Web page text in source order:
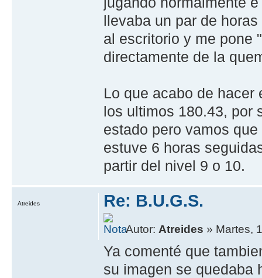
llevaba un par de
al escritorio y me pone
directamente de la
Lo que acabo de
los ultimos 180.43, por
estado pero vamos
estuve 6 horas
partir del nivel 9 o 10.
Re: B.U.G.S.
Autor: Atreides » Martes,
Ya comenté que
su imagen se quedaba
Atreides